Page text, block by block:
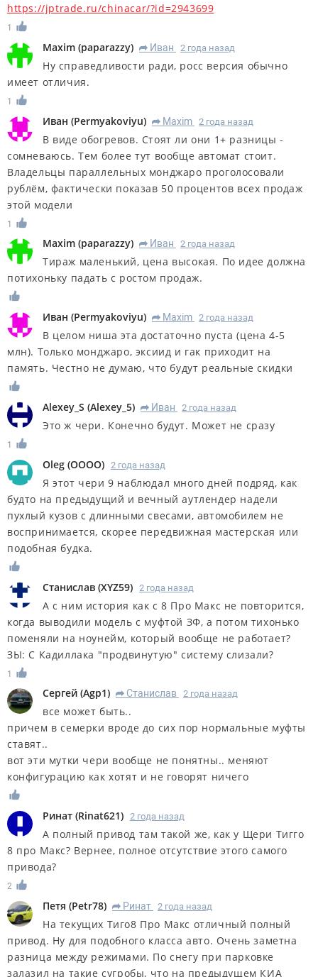
https://jptrade.ru/chinacar/?id=2943699
1
Maxim (paparazzy) R Иван 2 года назад
Ну справедливости ради, росс версия обычно
имеет отличия.
1
Иван (Permyakoviyu) R Maxim 2 года назад
В виде обогревов. Стоят ли они 1+ разницы -
сомневаюсь. Тем более тут вообще автомат стоит.
Владельцы параллельных монджаро проголосовали
рублём, фактически показав 50 процентов всех продаж
этой модели
1
Maxim (paparazzy) R Иван 2 года назад
Тираж маленький, цена высокая. По идее должна
потихоньку падать с ростом продаж.
Иван (Permyakoviyu) R Maxim 2 года назад
В целом ниша эта достаточно пуста (цена 4-5
млн). Только монджаро, эксиид и гак приходит на
память. Честно не думаю, что будут реальные скидки
Alexey_S (Alexey_5) R Иван 2 года назад
Это ж чери. Конечно будут. Может не сразу
1
Oleg (OOOO) 2 года назад
Я этот чери 9 наблюдал много дней подряд, как
будто на предыдущий и вечный аутлендер надели
пухлый кузов с длинными свесами, автомобилем не
воспринимается, скорее передвижная мастерская или
подобная будка.
Станислав (XYZ59) 2 года назад
А с ним история как с 8 Про Макс не повторится,
когда выводили модель с муфтой ЗФ, а потом тихонько
поменяли на ноунейм, который вообще не работает?
ЗЫ: С Кадиллака "продвинутую" систему слизали?
1
Сергей (Agp1) R Станислав 2 года назад
все может быть..
причем в семерки вроде до сих пор нормальные муфты
ставят..
вот эти мутки чери вообще не понятны.. меняют
конфигурацию как хотят и не говорят ничего
Ринат (Rinat621) 2 года назад
А полный привод там такой же, как у Щери Тигго
8 про Макс? Вернее, полное отсутствие этого самого
привода?
2
Петя (Petr78) R Ринат 2 года назад
На текущих Тиго8 Про Макс отличный полный
привод. Ну для подобного класса авто. Очень заметна
разница между режимами. По снегу при парковке
залазил на такие сугробы, что на предыдущем КИА